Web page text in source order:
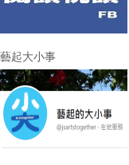
藝起大小事